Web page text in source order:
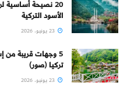
20 نصيحة أساسية
الأسود التركية
5 وجهات قريبة
تركيا (صور)